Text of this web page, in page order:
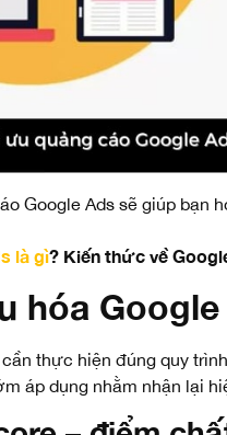
Google Ads sẽ giúp bạn
là gì? Kiến thức về
hóa
thực hiện đúng quy
áp dụng nhằm nhận lại